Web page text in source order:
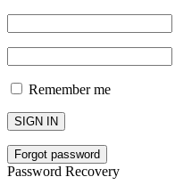
Remember me
SIGN IN
Forgot password
Password Recovery